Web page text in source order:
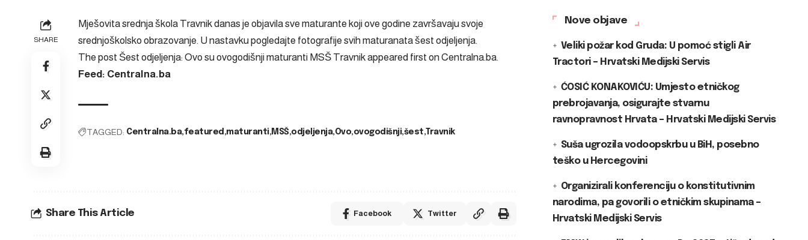
SHARE
Mješovita srednja škola Travnik danas je objavila sve maturante koji ove godine završavaju svoje
srednjoškolsko obrazovanje. U nastavku pogledajte fotografije svih maturanata šest odjeljenja.
The post Šest odjeljenja: Ovo su ovogodišnji maturanti MSŠ Travnikappeared first onCentralna.ba.
Feed: Centralna.ba
TAGGED: Centralna.ba featured maturanti MSŠ odjeljenja Ovo ovogodišnji šest Travnik
Share This Article Facebook Twitter
Nove objave
Veliki požar kod Gruda: U pomoć stigli Air
Tractori – Hrvatski Medijski Servis
ĆOSIĆ KONAKOVIĆU: Umjesto etničkog
prebrojavanja, osigurajte stvarnu
ravnopravnost Hrvata – Hrvatski Medijski Servis
Suša ugrozila vodoopskrbu u BiH, posebno
teško u Hercegovini
Organizirali konferenciju o konstitutivnim
narodima, pa govorili o etničkim skupinama –
Hrvatski Medijski Servis